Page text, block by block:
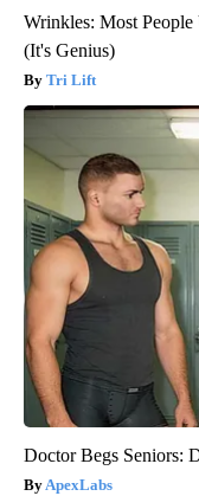
Wrinkles: Most
(It's Genius)
Tri Lift
Doctor Begs Seniors:
ApexLabs